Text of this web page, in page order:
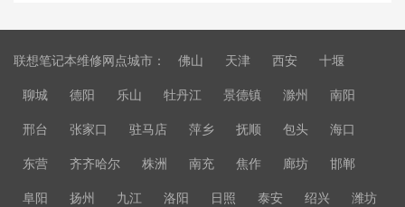
联想笔记本维修网点城市： 佛山 天津 西安 十堰
聊城 德阳 乐山 牡丹江 景德镇 滁州 南阳
邢台 张家口 驻马店 萍乡 抚顺 包头 海口
东营 齐齐哈尔 株洲 南充 焦作 廊坊 邯郸
阜阳 扬州 九江 洛阳 日照 泰安 绍兴 潍坊